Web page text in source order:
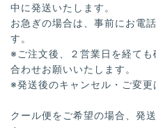
中に発送いたします。
お急ぎの場合は、事前にお電
す。
※ご注文後、２営業日を経て
合わせお願いいたします。
※発送後のキャンセル・ご変更
クール便をご希望の場合、発